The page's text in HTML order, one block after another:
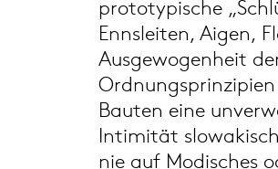
prototypische
Ennsleiten, Aigen,
Ausgewogenheit
Bauten eine
Intimität
nie auf Modisches